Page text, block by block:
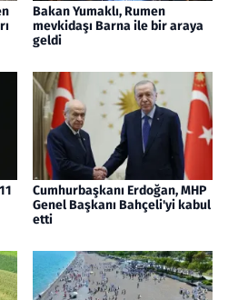
Bakan Yumaklı, Rumen
mevkidaşı Barna ile bir araya
geldi
Cumhurbaşkanı Erdoğan, MHP
Genel Başkanı Bahçeli'yi kabul
etti